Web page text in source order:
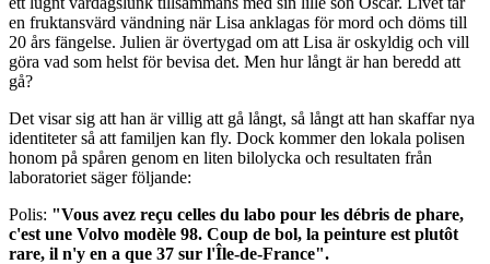
en fruktansvärd vändning när Lisa anklagas för mord och döms till
20 års fängelse. Julien är övertygad om att Lisa är oskyldig och vill
göra vad som helst för bevisa det. Men hur långt är han beredd att
gå?
Det visar sig att han är villig att gå långt, så långt att han skaffar nya
identiteter så att familjen kan fly. Dock kommer den lokala polisen
honom på spåren genom en liten bilolycka och resultaten från
laboratoriet säger följande:
Polis: "Vous avez reçu celles du labo pour les débris de phare,
c'est une Volvo modèle 98. Coup de bol, la peinture est plutôt
rare, il n'y en a que 37 sur l'Île-de-France".